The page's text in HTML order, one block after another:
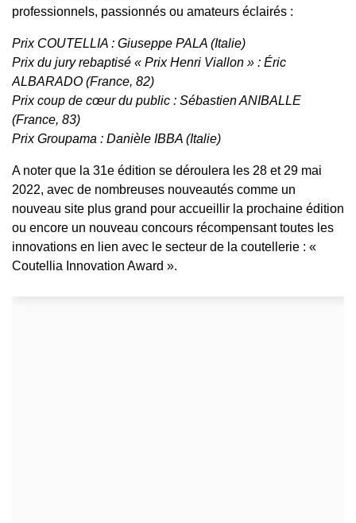
professionnels, passionnés ou amateurs éclairés :
Prix COUTELLIA : Giuseppe PALA (Italie)
Prix du jury rebaptisé « Prix Henri Viallon » : Éric
ALBARADO (France, 82)
Prix coup de cœur du public : Sébastien ANIBALLE
(France, 83)
Prix Groupama : Danièle IBBA (Italie)
A noter que la 31e édition se déroulera les 28 et 29 mai
2022, avec de nombreuses nouveautés comme un
nouveau site plus grand pour accueillir la prochaine édition
ou encore un nouveau concours récompensant toutes les
innovations en lien avec le secteur de la coutellerie : «
Coutellia Innovation Award ».